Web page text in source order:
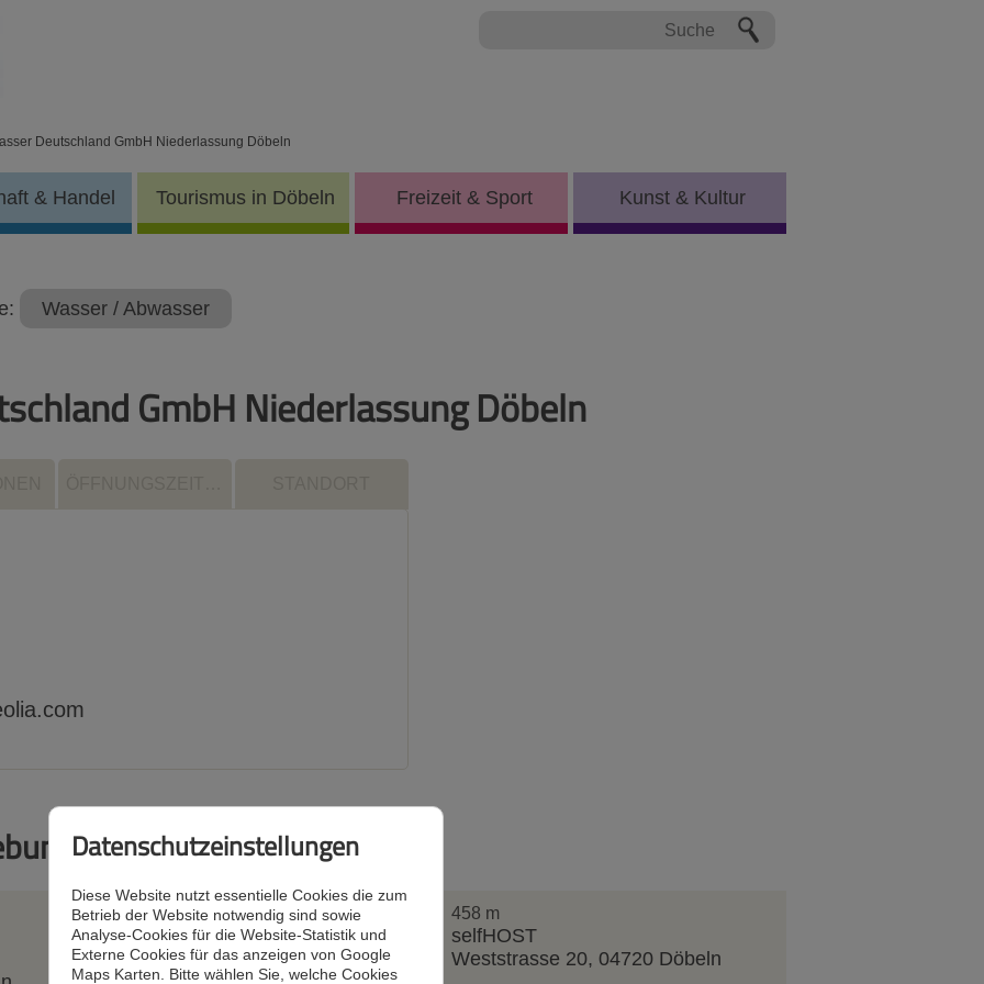
Deutschland GmbH Niederlassung Döbeln
& Handel Tourismus in Döbeln Freizeit & Sport Kunst & Kultur
Wasser / Abwasser
GmbH Niederlassung Döbeln
430 m
Dachrinnen-Shop GmbH
Leisniger Straße 3, 04720 Döbeln
458 m
selfHOST
Weststrasse 20, 04720 Döbeln
Datenschutzeinstellungen
Diese Website nutzt essentielle Cookies die zum
Betrieb der Website notwendig sind sowie
Analyse-Cookies für die Website-Statistik und
Externe Cookies für das anzeigen von Google
Maps Karten. Bitte wählen Sie, welche Cookies